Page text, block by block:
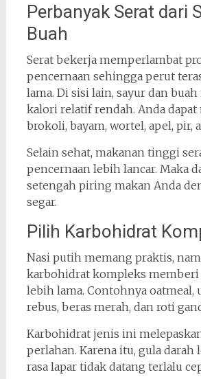
Perbanyak Serat dari
Buah
Serat bekerja memperlambat
pencernaan sehingga perut
lama. Di sisi lain, sayur dan
kalori relatif rendah. Anda
brokoli, bayam, wortel, apel, pir,
Selain sehat, makanan tinggi
pencernaan lebih lancar. Maka
setengah piring makan Anda
segar.
Pilih Karbohidrat
Nasi putih memang praktis,
karbohidrat kompleks memberi
lebih lama. Contohnya oatmeal,
rebus, beras merah, dan roti
Karbohidrat jenis ini
perlahan. Karena itu, gula darah
rasa lapar tidak datang terlalu